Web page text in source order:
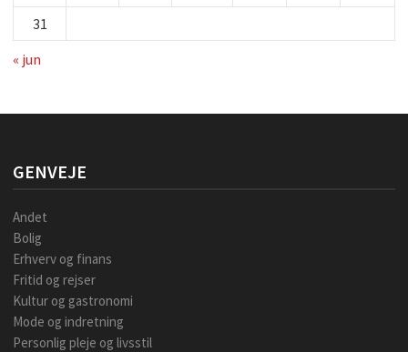
31
« jun
GENVEJE
Andet
Bolig
Erhverv og finans
Fritid og rejser
Kultur og gastronomi
Mode og indretning
Personlig pleje og livsstil